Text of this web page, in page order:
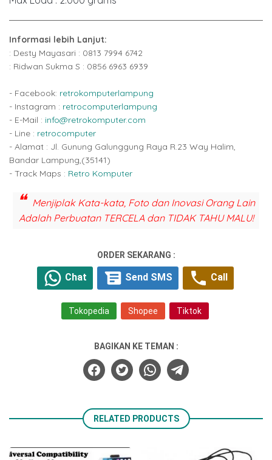
Informasi lebih Lanjut:
: Desty Mayasari : 0813 7994 6742
: Ridwan Sukma S : 0856 6963 6939
- Facebook: retrokomputerlampung
- Instagram : retrocomputerlampung
- E-Mail : info@retrokomputer.com
- Line : retrocomputer
- Alamat : Jl. Gunung Galunggung Raya R.23 Way Halim,
Bandar Lampung,(35141)
- Track Maps : Retro Komputer
Menjiplak Kata-kata, Foto dan Inovasi Orang Lain
Adalah Perbuatan TERCELA dan TIDAK TAHU MALU!
ORDER SEKARANG :
Chat Send SMS Call
Tokopedia Shopee Tiktok
BAGIKAN KE TEMAN :
RELATED PRODUCTS